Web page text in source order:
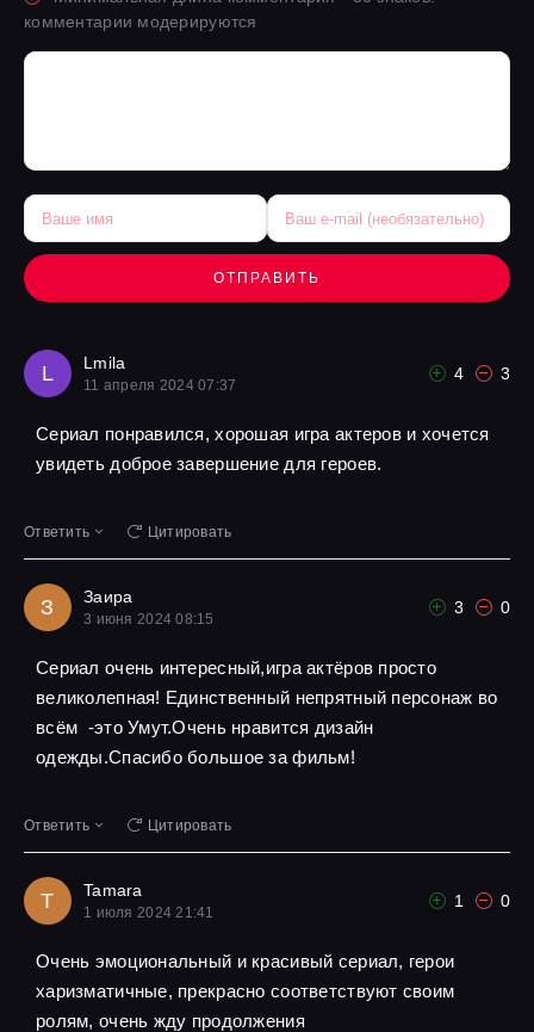
комментарии модерируются
ОТПРАВИТЬ
L Lmila
11 апреля 2024 07:37
4 3
Сериал понравился, хорошая игра актеров и хочется
увидеть доброе завершение для героев.
Ответить Цитировать
З Заира
3 июня 2024 08:15
3 0
Сериал очень интересный,игра актёров просто
великолепная! Единственный непрятный персонаж во
всём -это Умут.Очень нравится дизайн
одежды.Спасибо большое за фильм!
Ответить Цитировать
T Tamara
1 июля 2024 21:41
1 0
Очень эмоциональный и красивый сериал, герои
харизматичные, прекрасно соответствуют своим
ролям, очень жду продолжения